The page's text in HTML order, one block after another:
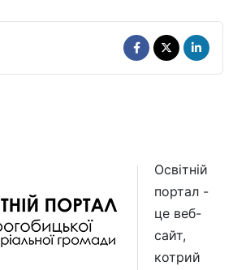
Освітній
портал -
це веб-
сайт,
котрий